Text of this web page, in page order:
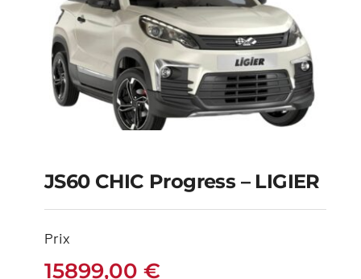
JS60 CHIC Progress –
JS60 CHIC Progress – LIGIER
Prix
15899,00 €